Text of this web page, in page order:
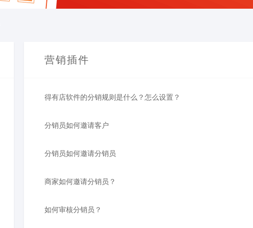
营销插件
得有店软件的分销规则是什么？怎么设置？
分销员如何邀请客户
分销员如何邀请分销员
商家如何邀请分销员？
如何审核分销员？